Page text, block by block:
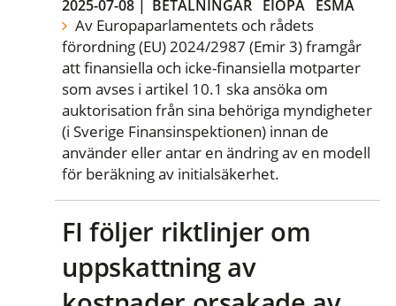
2025-07-08 BETALNINGAR EIOPA ESMA
Av Europaparlamentets och rådets
förordning (EU) 2024/2987 (Emir 3) framgår
att finansiella och icke-finansiella motparter
som avses i artikel 10.1 ska ansöka om
auktorisation från sina behöriga myndigheter
(i Sverige Finansinspektionen) innan de
använder eller antar en ändring av en modell
för beräkning av initialsäkerhet.
FI följer riktlinjer om
uppskattning av